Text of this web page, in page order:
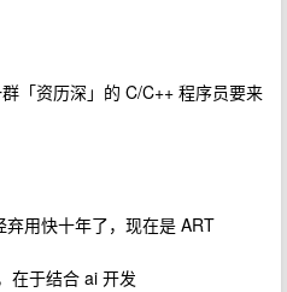
「资历深」的 C/C++ 程序员要来
用快十年了，现在是 ART
在于结合 ai 开发